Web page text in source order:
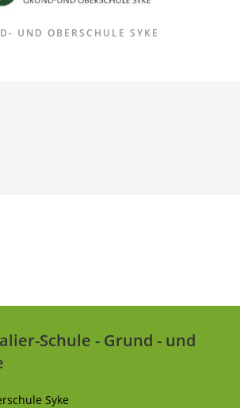
UND OBERSCHULE SYKE
Schule - Grund - und
Syke